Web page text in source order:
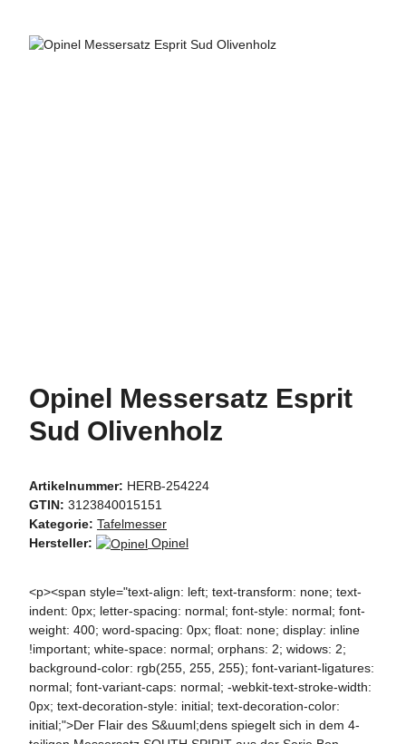
Opinel Messersatz Esprit
Sud Olivenholz
Artikelnummer: HERB-254224
GTIN: 3123840015151
Kategorie: Tafelmesser
Hersteller:
Opinel
<p><span style="text-align: left; text-transform: none; text-
indent: 0px; letter-spacing: normal; font-style: normal; font-
weight: 400; word-spacing: 0px; float: none; display: inline
!important; white-space: normal; orphans: 2; widows: 2;
background-color: rgb(255, 255, 255); font-variant-ligatures:
normal; font-variant-caps: normal; -webkit-text-stroke-width:
0px; text-decoration-style: initial; text-decoration-color:
initial;">Der Flair des S&uuml;dens spiegelt sich in dem 4-